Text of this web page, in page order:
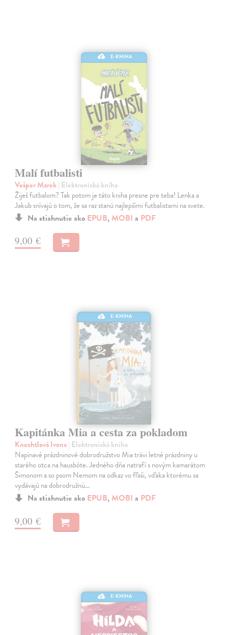
E-KNIHA
Malí futbalisti
Vešper Marek| Elektronická kniha
Žiješ futbalom? Tak potom je táto kniha presne pre teba! Lenka a
Jakub snívajú o tom, že sa raz stanú najlepšími futbalistami na svete.
Na stiahnutie ako EPUB, MOBI a PDF
9,00 €
E-KNIHA
Kapitánka Mia a cesta za pokladom
Knechtlová Ivona| Elektronická kniha
Napínavé prázdninové dobrodružstvo Mia trávi letné prázdniny u
starého otca na hausbóte. Jedného dňa natrafí s novým kamarátom
Šimonom a so psom Nemom na odkaz vo fľaši, vďaka ktorému sa
vydávajú na dobrodružnú…
Na stiahnutie ako EPUB, MOBI a PDF
9,00 €
E-KNIHA